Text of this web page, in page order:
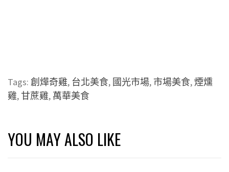
Tags: 創燁奇雞, 台北美食, 國光市場, 市場美食,煙燻
雞,甘蔗雞, 萬華美食
YOU MAY ALSO LIKE